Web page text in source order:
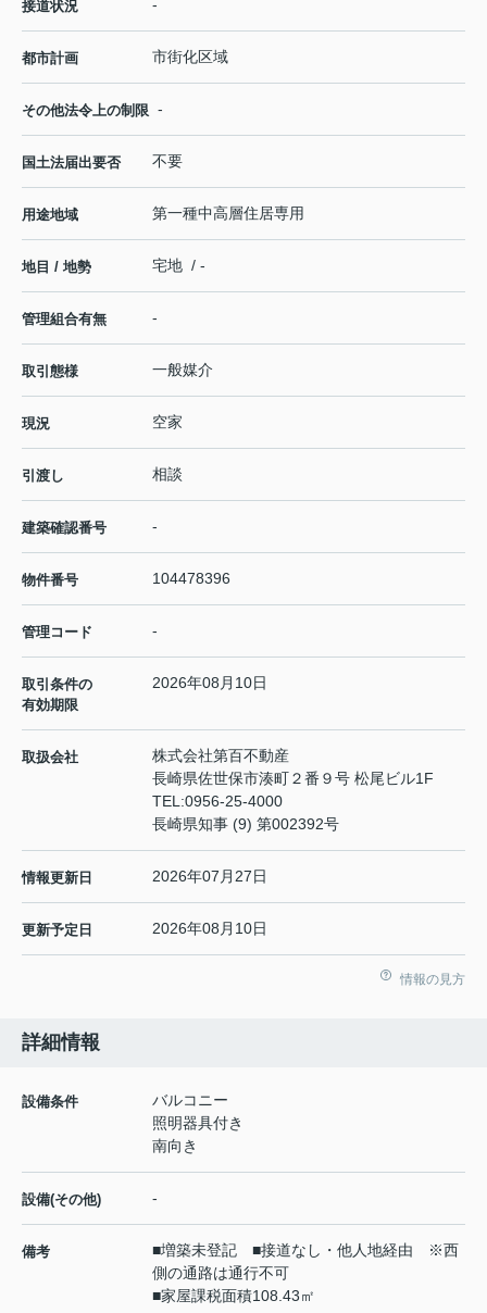
接道状況 -
都市計画 市街化区域
その他法令上の制限 -
国土法届出要否 不要
用途地域 第一種中高層住居専用
地目 / 地勢 宅地 / -
管理組合有無 -
取引態様 一般媒介
現況 空家
引渡し 相談
建築確認番号 -
物件番号 104478396
管理コード -
取引条件の
有効期限
2026年08月10日
取扱会社
株式会社第百不動産
長崎県佐世保市湊町２番９号 松尾ビル1F
TEL:0956-25-4000
長崎県知事 (9) 第002392号
情報更新日 2026年07月27日
更新予定日 2026年08月10日
情報の見方
詳細情報
設備条件
バルコニー
照明器具付き
南向き
設備(その他) -
備考
■増築未登記 ■接道なし・他人地経由 ※西
側の通路は通行不可
■家屋課税面積108.43㎡